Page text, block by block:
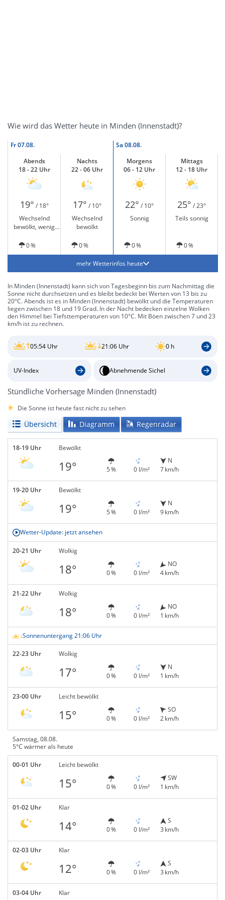
Wie wird das Wetter heute in Minden (Innenstadt)?
Fr07.08. Sa 08.08.
Abends
18 - 22 Uhr
Nachts
22 - 06 Uhr
Morgens
06 - 12 Uhr
Mittags
12 - 18 Uhr
19° / 18° 17° / 10° 22° / 10° 25° / 23°
Wechselnd
bewölkt, wenig
Wechselnd
bewölkt
Sonnig Teils sonnig
0 % 0 % 0 % 0 %
mehr Wetterinfos heute
In Minden (Innenstadt) kann sich von Tagesbeginn bis zum Nachmittag die
Sonne nicht durchsetzen und es bleibt bedeckt bei Werten von 13 bis zu
20°C. Abends ist es in Minden (Innenstadt) bewölkt und die Temperaturen
liegen zwischen 18 und 19 Grad. In der Nacht bedecken einzelne Wolken
den Himmel bei Tiefsttemperaturen von 10°C. Mit Böen zwischen 7 und 23
km/h ist zu rechnen.
05:54 Uhr 21:06 Uhr 0 h
UV-Index Abnehmende Sichel
Stündliche Vorhersage Minden (Innenstadt)
Die Sonne ist heute fast nicht zu sehen
Übersicht Diagramm Regenradar
18-19 Uhr Bewölkt
19° 5 % 0 l/m²
N
7 km/h
19-20 Uhr Bewölkt
19° 5 % 0 l/m²
N
9 km/h
Wetter-Update: jetzt ansehen
20-21 Uhr Wolkig
18° 0 % 0 l/m²
NO
4 km/h
21-22 Uhr Wolkig
18° 0 % 0 l/m²
NO
1 km/h
Sonnenuntergang 21:06 Uhr
22-23 Uhr Wolkig
17° 0 % 0 l/m²
N
1 km/h
23-00 Uhr Leicht bewölkt
15° 0 % 0 l/m²
SO
2 km/h
Samstag, 08.08.
5°C wärmer als heute
00-01 Uhr Leicht bewölkt
15° 0 % 0 l/m²
SW
1 km/h
01-02 Uhr Klar
14° 0 % 0 l/m²
S
3 km/h
02-03 Uhr Klar
12° 0 % 0 l/m²
S
3 km/h
03-04 Uhr Klar